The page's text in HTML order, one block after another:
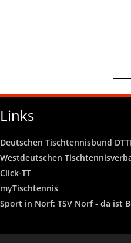
Links
Deutschen Tischtennisbund
Westdeutschen
Click-TT
myTischtennis
Sport in Norf: TSV Norf - da ist